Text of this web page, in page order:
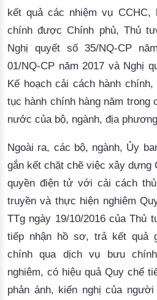
kết quả các nhiệm vụ CCHC,
chính được Chính phủ, Thủ
Nghị quyết số 35/NQ-CP
01/NQ-CP năm 2017 và Nghị
Kế hoạch cải cách hành
tục hành chính hàng năm trong
nước của bộ, ngành, địa
Ngoài ra, các bộ, ngành, Ủy
gắn kết chặt chẽ việc xây dựng
quyền điện tử với cải cách
truyền và thực hiện nghiêm
TTg ngày 19/10/2016 của Thủ
tiếp nhận hồ sơ, trả kết quả
chính qua dịch vụ bưu
nghiêm, có hiệu quả Quy chế
phản ánh, kiến nghị của